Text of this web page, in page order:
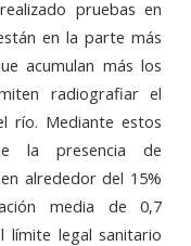
pruebas en
en la parte más
acumulan más los
radiografiar el
río. Mediante estos
la presencia de
alrededor del 15%
media de 0,7
límite legal sanitario